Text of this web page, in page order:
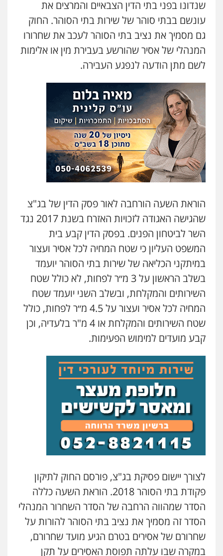
שנדונו בפני בתי הדין הצבאיים והמרצים את
עונשם בבתי סוהר של שירות בתי הסוהר. החוק
גם מסמיך את נציב בתי הסוהר לעכב את שחרורו
המנהלי של אסיר שהורשע בעבירת מין או אלימות
לשם מתן הודעה לנפגע העבירה.
הוראת השעה הורחבה לאור פסק הדין של בג"צ
שהגישה האגודה לזכויות האזרח בשנת 2017 נגד
השר לביטחון הפנים. בפסק הדין קבע בית
המשפט העליון כי שטח המחיה לכל אסיר ועצור
במיתקני הכליאה של שירות בתי הסוהר יועמד
בשלב הראשון על 3 מ״ר לפחות, לא כולל שטח
השירותים והמקלחת, ובשלב השני יועמד שטח
המחיה לכל אסיר ועצור על 4.5 מ״ר לפחות, כולל
שטח השירותים והמקלחת או 4 מ"ר בלעדיה, וכן
קבע מועדים למימוש הפעימות.
לצורך יישום פסיקת בג"צ, פורסם החוק לתיקון
פקודת בתי הסוהר 2018. הוראת השעה כללה
הסדר שמהווה הרחבה של הסדר השחרור המנהלי
הסדר זה מסמיך את נציב בתי הסוהר להורות על
שחרורם של אסירים בטרם הגיע מועד שחרורם,
במקרה שבו עלתה תפוסת האסירים על תקן